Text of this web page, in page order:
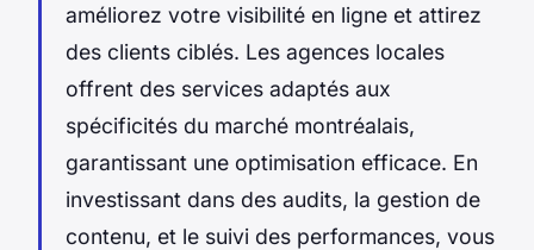
améliorez votre visibilité en ligne et attirez
des clients ciblés. Les agences locales
offrent des services adaptés aux
spécificités du marché montréalais,
garantissant une optimisation efficace. En
investissant dans des audits, la gestion de
contenu, et le suivi des performances, vous